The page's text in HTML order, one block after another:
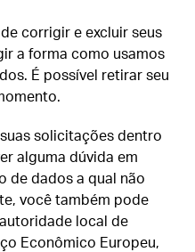
corrigir e excluir seus
a forma como usamos
É possível retirar seu
solicitações dentro
alguma dúvida em
de dados a qual não
você também pode
local de
Econômico Europeu,